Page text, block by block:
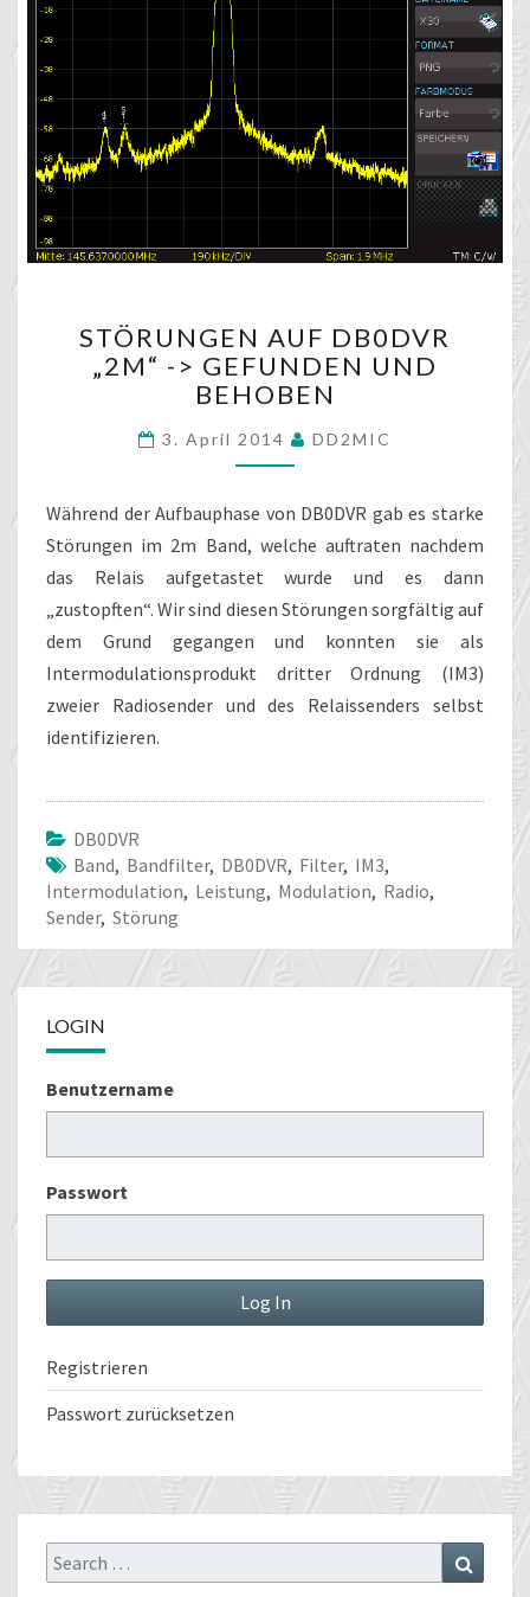
AUF
DB0DVR
„2M“
>
GEFUNDEN
BEHOBEN
STÖRUNGEN AUF DB0DVR
„2M“ -> GEFUNDEN UND
BEHOBEN
3. April 2014 DD2MIC
Während der Aufbauphase von DB0DVR gab es starke
Störungen im 2m Band, welche auftraten nachdem
das Relais aufgetastet wurde und es dann
„zustopften“. Wir sind diesen Störungen sorgfältig auf
dem Grund gegangen und konnten sie als
Intermodulationsprodukt dritter Ordnung (IM3)
zweier Radiosender und des Relaissenders selbst
identifizieren.
DB0DVR
Band, Bandfilter, DB0DVR, Filter, IM3,
Intermodulation, Leistung, Modulation, Radio,
Sender, Störung
LOGIN
Benutzername
Passwort
Registrieren
Passwort zurücksetzen
Search
for:
Search